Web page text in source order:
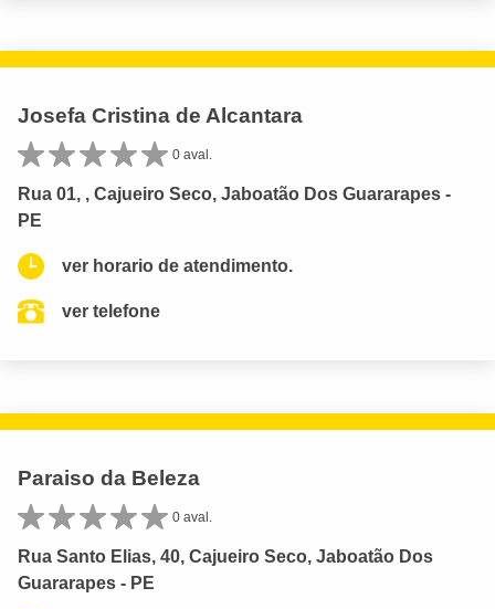
Josefa Cristina de Alcantara
0 aval.
Rua 01, , Cajueiro Seco, Jaboatão Dos Guararapes -
PE
ver horario de atendimento.
ver telefone
Paraiso da Beleza
0 aval.
Rua Santo Elias, 40, Cajueiro Seco, Jaboatão Dos
Guararapes - PE